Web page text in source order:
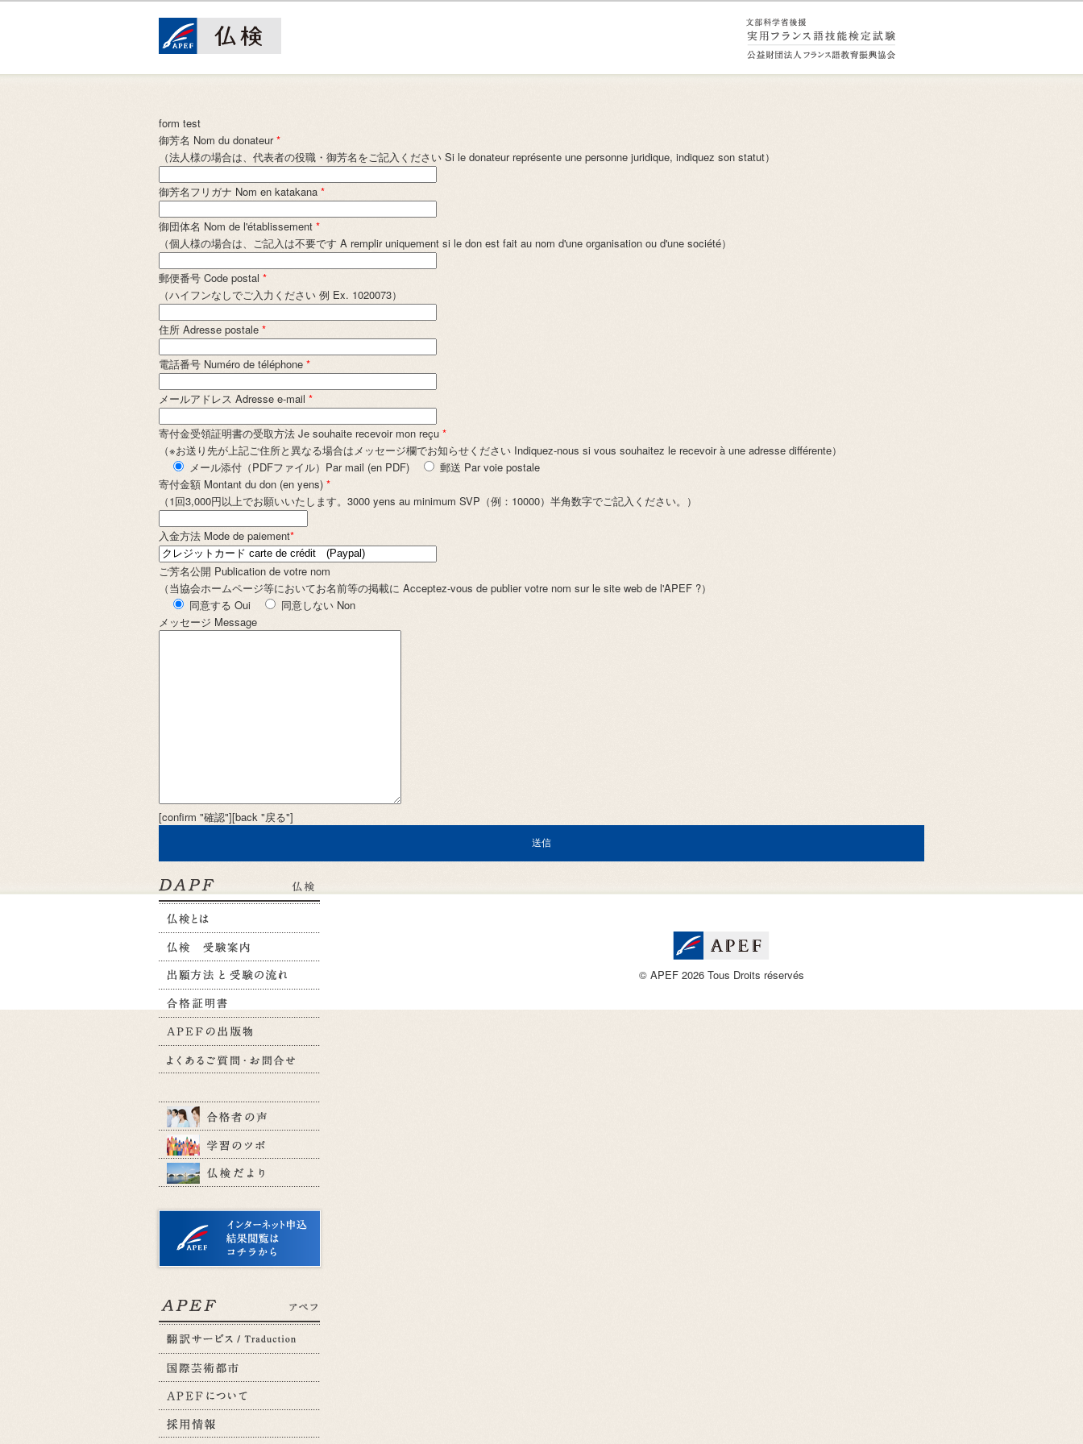
form test
御芳名 Nom du donateur*
（法人様の場合は、代表者の役職・御芳名をご記入ください Si le donateur représente une personne juridique, indiquez son statut）
御芳名フリガナ Nom en katakana *
御団体名 Nom de l'établissement *
（個人様の場合は、ご記入は不要です A remplir uniquement si le don est fait au nom d'une organisation ou d'une société）
郵便番号 Code postal *
（ハイフンなしでご入力ください 例 Ex. 1020073）
住所 Adresse postale *
電話番号 Numéro de téléphone *
メールアドレス Adresse e-mail *
寄付金受領証明書の受取方法 Je souhaite recevoir mon reçu *
（※お送り先が上記ご住所と異なる場合はメッセージ欄でお知らせください Indiquez-nous si vous souhaitez le recevoir à une adresse différente）
メール添付（PDFファイル）Par mail (en PDF)
郵送 Par voie postale
寄付金額 Montant du don (en yens) *
（1回3,000円以上でお願いいたします。3000 yens au minimum SVP（例：10000）半角数字でご記入ください。）
入金方法 Mode de paiement*
ご芳名公開 Publication de votre nom
（当協会ホームページ等においてお名前等の掲載に Acceptez-vous de publier votre nom sur le site web de l'APEF ?）
同意する Oui
同意しない Non
メッセージ Message
[confirm "確認"][back "戻る"]
© APEF 2026 Tous Droits réservés